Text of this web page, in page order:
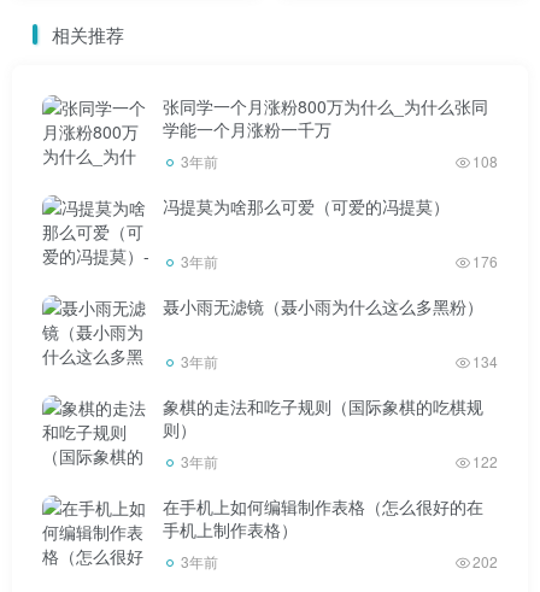
业务司局召开了“屏蔽网站链接行政指导会”，提出了即时通
一步表示，互联互通是互联网产业高质量发展的必然选择抖
音。企业要按照整改要求，务实推进即时通讯屏蔽网址链接
等不同类型问题，分步骤、分阶段解决。随着工信部对互联
网平台互联互通提出整改要求，各大公司app互相封杀的坚
冰正在逐渐融化抖音。据了解，9月17日，腾讯微信发布声
17日起实施第一阶段。其中，在保证信息安全的前提下，用
户升级最新版本微信后，可以在一对一聊天场景下访问外部
链接。今年9月，有消费者在使用饿了么等阿里旗下多款app
时，注意到微信支付的选项抖音。阿里的饿了么、优酷、大
麦、考拉海购、书旗等应用都已经接入微信支付；盒马等
app也已申请接入微信支付。在支付互通方面，微信支付和
银联中国银联快通APP已正式实现线下条码互认和扫描。但
在业内人士看来，正在进行的“平台互联”进展有限，多方利
相关推荐
张同学一个月涨粉800万为什么_为什么张同
学能一个月涨粉一千万
3年前 108
冯提莫为啥那么可爱（可爱的冯提莫）
3年前 176
聂小雨无滤镜（聂小雨为什么这么多黑粉）
3年前 134
象棋的走法和吃子规则（国际象棋的吃棋规
则）
3年前 122
在手机上如何编辑制作表格（怎么很好的在
手机上制作表格）
3年前 202